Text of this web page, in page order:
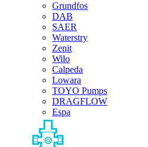
Grundfos
DAB
SAER
Waterstry
Zenit
Wilo
Calpeda
Lowara
TOYO Pumps
DRAGFLOW
Espa